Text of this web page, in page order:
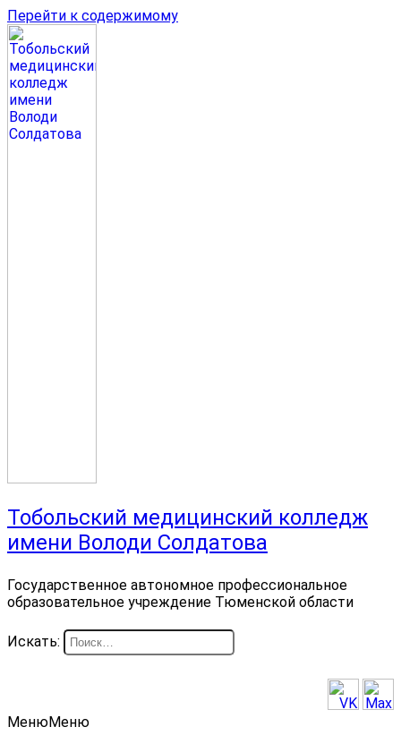
Перейти к содержимому
Тобольский медицинский колледж
имени Володи Солдатова
Государственное автономное профессиональное
образовательное учреждение Тюменской области
Искать:
МенюМеню